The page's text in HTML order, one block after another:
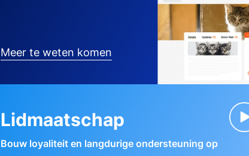
Meer te weten komen
Lidmaatschap
Bouw loyaliteit en langdurige ondersteuning op